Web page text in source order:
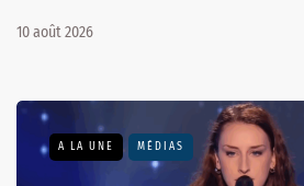
10 août 2026
A LA UNE MÉDIAS